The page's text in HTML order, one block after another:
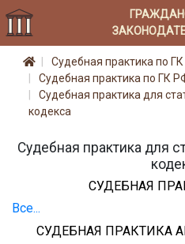
Судебная практика по
Судебная практика по ГК
Судебная практика для
кодекса
Судебная практика для
СУДЕБНАЯ
Все...
СУДЕБНАЯ ПРАКТИКА